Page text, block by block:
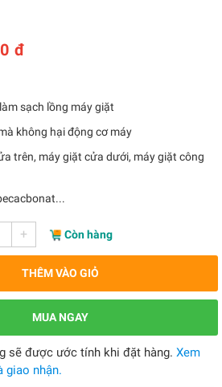
đ
sạch lồng máy giặt
không hại động cơ máy
trên, máy giặt cửa dưới, máy giặt công
+ Còn hàng
THÊM VÀO GIỎ
MUA NGAY
sẽ được ước tính khi đặt hàng. Xem
giao nhận.